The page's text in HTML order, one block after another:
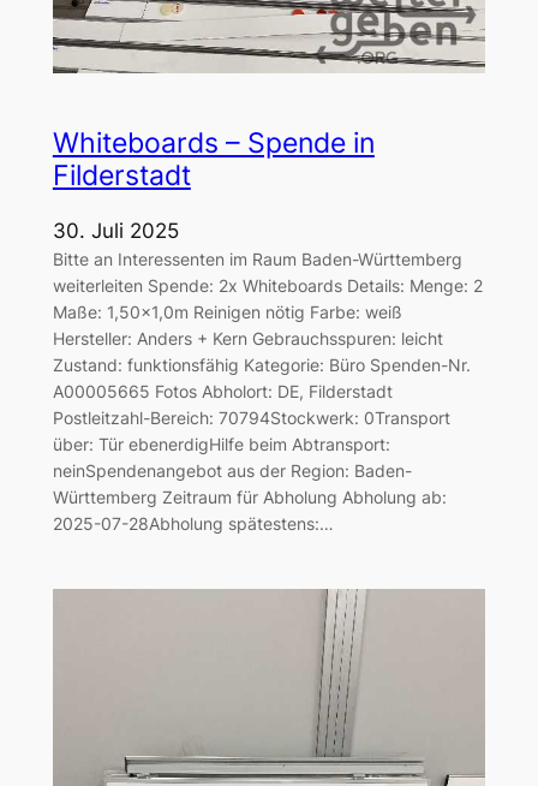
Whiteboards – Spende in
Filderstadt
30. Juli 2025
Bitte an Interessenten im Raum Baden-Württemberg
weiterleiten Spende: 2x Whiteboards Details: Menge: 2
Maße: 1,50×1,0m Reinigen nötig Farbe: weiß
Hersteller: Anders + Kern Gebrauchsspuren: leicht
Zustand: funktionsfähig Kategorie: Büro Spenden-Nr.
A00005665 Fotos Abholort: DE, Filderstadt
Postleitzahl-Bereich: 70794Stockwerk: 0Transport
über: Tür ebenerdigHilfe beim Abtransport:
neinSpendenangebot aus der Region: Baden-
Württemberg Zeitraum für Abholung Abholung ab:
2025-07-28Abholung spätestens:…